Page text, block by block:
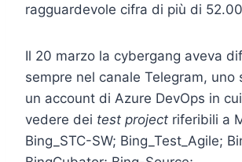
ragguardevole cifra di più di
Il 20 marzo la cybergang aveva
sempre nel canale Telegram, uno
un account di Azure DevOps in
vedere dei test project riferibili a
Bing_STC-SW; Bing_Test_Agile;